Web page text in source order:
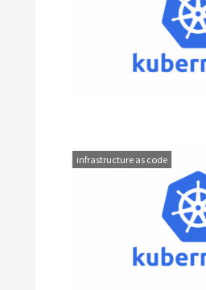
infrastructure as code